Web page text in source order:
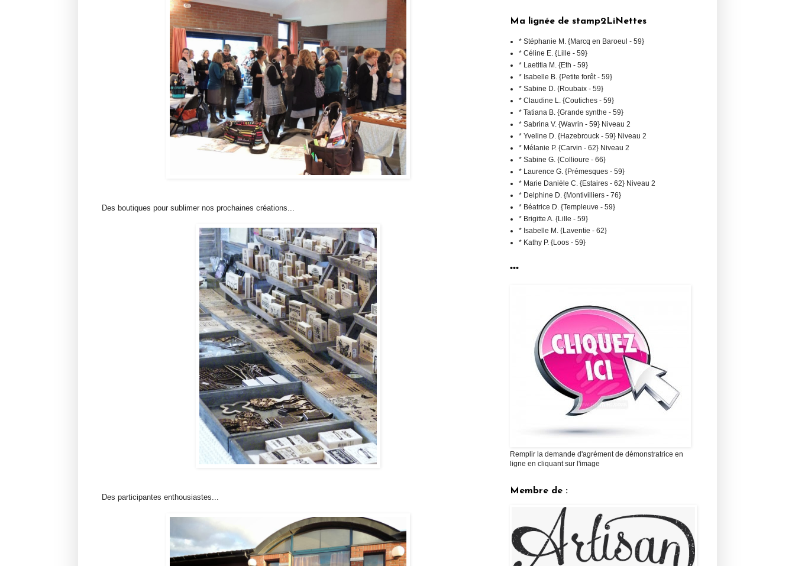
Des boutiques pour sublimer nos prochaines créations...
Des participantes enthousiastes...
Ma lignée de stamp2LiNettes
* Stéphanie M. {Marcq en Baroeul - 59}
* Céline E. {Lille - 59}
* Laetitia M. {Eth - 59}
* Isabelle B. {Petite forêt - 59}
* Sabine D. {Roubaix - 59}
* Claudine L. {Coutiches - 59}
* Tatiana B. {Grande synthe - 59}
* Sabrina V. {Wavrin - 59} Niveau 2
* Yveline D. {Hazebrouck - 59} Niveau 2
* Mélanie P. {Carvin - 62} Niveau 2
* Sabine G. {Collioure - 66}
* Laurence G. {Prémesques - 59}
* Marie Danièle C. {Estaires - 62} Niveau 2
* Delphine D. {Montivilliers - 76}
* Béatrice D. {Templeuve - 59}
* Brigitte A. {Lille - 59}
* Isabelle M. {Laventie - 62}
* Kathy P. {Loos - 59}
***
Remplir la demande d'agrément de démonstratrice en
ligne en cliquant sur l'image
Membre de :